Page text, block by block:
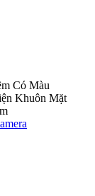
Có Màu
Khuôn Mặt